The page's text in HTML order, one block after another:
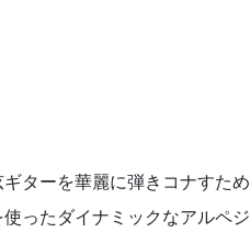
ターを華麗に弾きコナすため
ったダイナミックなアルペジ